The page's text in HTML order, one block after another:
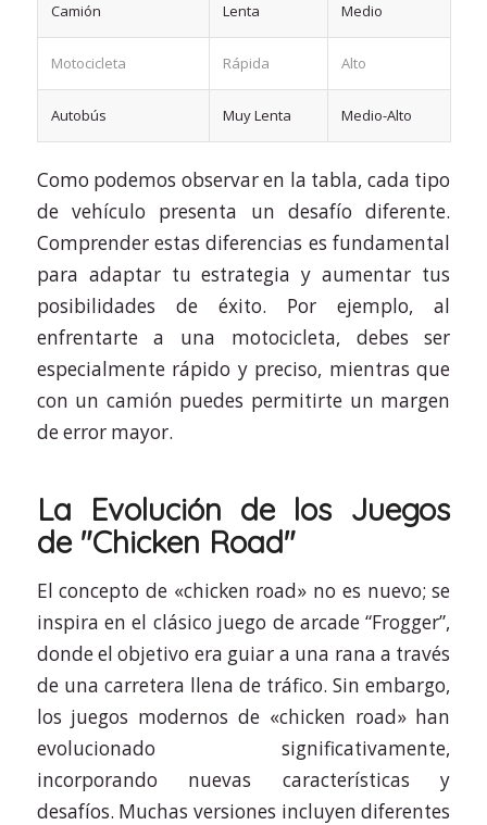
Camión Lenta Medio
Motocicleta Rápida Alto
Autobús Muy Lenta Medio-Alto
Como podemos observar en la tabla, cada tipo
de vehículo presenta un desafío diferente.
Comprender estas diferencias es fundamental
para adaptar tu estrategia y aumentar tus
posibilidades de éxito. Por ejemplo, al
enfrentarte a una motocicleta, debes ser
especialmente rápido y preciso, mientras que
con un camión puedes permitirte un margen
de error mayor.
La Evolución de los Juegos
de "Chicken Road"
El concepto de «chicken road» no es nuevo; se
inspira en el clásico juego de arcade “Frogger”,
donde el objetivo era guiar a una rana a través
de una carretera llena de tráfico. Sin embargo,
los juegos modernos de «chicken road» han
evolucionado significativamente,
incorporando nuevas características y
desafíos. Muchas versiones incluyen diferentes